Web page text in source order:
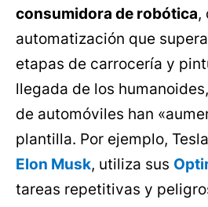
consumidora de robótica,
automatización que
etapas de carrocería y
llegada de los
de automóviles han
plantilla. Por ejemplo,
Elon Musk, utiliza sus
tareas repetitivas y